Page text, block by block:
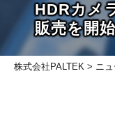
株式会社PALTEK > ニ
HDRカメ
販売を開